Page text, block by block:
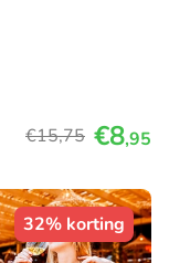
€15,75 €8,95
32% korting